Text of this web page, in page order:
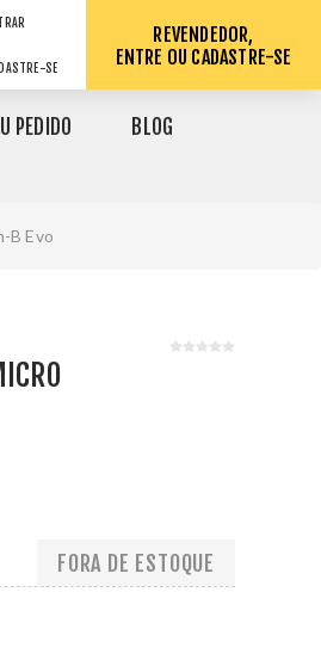
SE
REVENDEDOR,
ENTRE OU CADASTRE-SE
PEDIDO BLOG
B Evo
FORA DE ESTOQUE